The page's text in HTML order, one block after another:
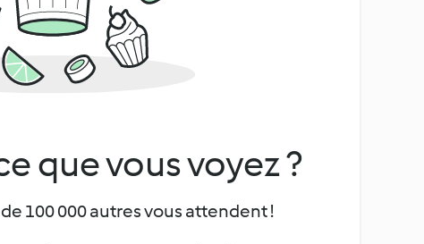
que vous voyez ?
100 000 autres vous attendent !